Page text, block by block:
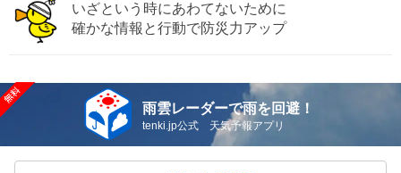
いざという時にあわてないために
確かな情報と行動で防災力アップ
雨雲レーダーで雨を回避！
tenki.jp公式 天気予報アプリ